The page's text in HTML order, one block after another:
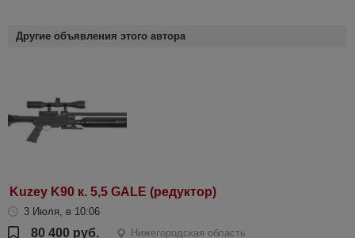
Другие объявления этого автора
Kuzey K90 к. 5,5 GALE (редуктор)
3 Июля, в 10:06
80 400 руб.
Нижегородская область